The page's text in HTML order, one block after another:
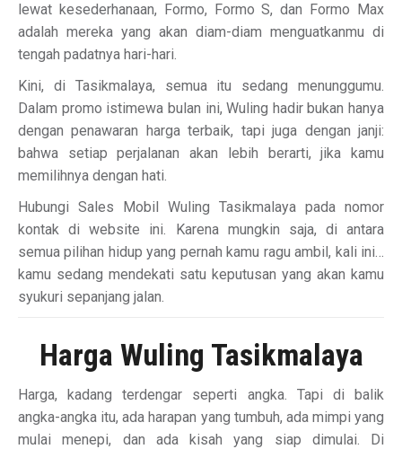
lewat kesederhanaan, Formo, Formo S, dan Formo Max
adalah mereka yang akan diam-diam menguatkanmu di
tengah padatnya hari-hari.
Kini, di Tasikmalaya, semua itu sedang menunggumu.
Dalam promo istimewa bulan ini, Wuling hadir bukan hanya
dengan penawaran harga terbaik, tapi juga dengan janji:
bahwa setiap perjalanan akan lebih berarti, jika kamu
memilihnya dengan hati.
Hubungi Sales Mobil Wuling Tasikmalaya pada nomor
kontak di website ini. Karena mungkin saja, di antara
semua pilihan hidup yang pernah kamu ragu ambil, kali ini…
kamu sedang mendekati satu keputusan yang akan kamu
syukuri sepanjang jalan.
Harga Wuling Tasikmalaya
Harga, kadang terdengar seperti angka. Tapi di balik
angka-angka itu, ada harapan yang tumbuh, ada mimpi yang
mulai menepi, dan ada kisah yang siap dimulai. Di